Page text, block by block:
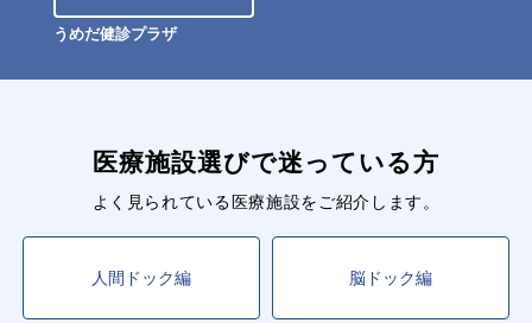
うめだ健診プラザ
医療施設選びで迷っている方
よく見られている医療施設をご紹介します。
人間ドック編 脳ドック編